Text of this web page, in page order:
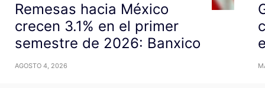
Remesas hacia México
crecen 3.1% en el primer
semestre de 2026: Banxico
AGOSTO 4, 2026